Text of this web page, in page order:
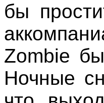
бы
Zombie
Ночные